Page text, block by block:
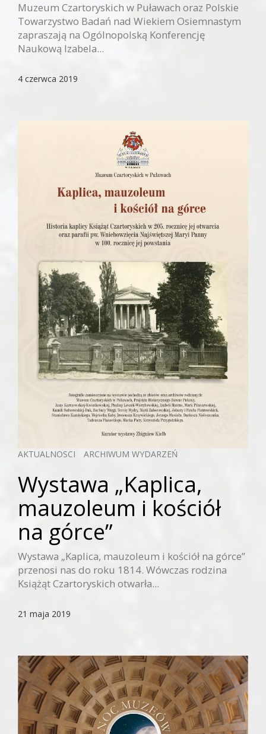
Muzeum Czartoryskich w Puławach oraz Polskie
Towarzystwo Badań nad Wiekiem Osiemnastym
zapraszają na Ogólnopolską Konferencję
Naukową Izabela...
4 czerwca 2019
AKTUALNOSCI ARCHIWUM WYDARZEŃ
Wystawa „Kaplica,
mauzoleum i kościół
na górce”
Wystawa „Kaplica, mauzoleum i kościół na górce”
przenosi nas do roku 1814. Wówczas rodzina
Książąt Czartoryskich otwarła...
21 maja 2019